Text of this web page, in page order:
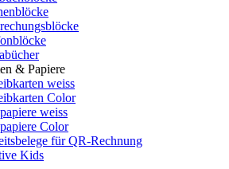
& Papiere
weiss
Color
weiss
Color
für QR-Rechnung
Kids